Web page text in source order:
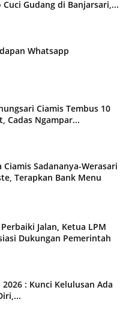
Cuci Gudang di Banjarsari,...
Whatsapp
Ciamis Tembus 10
Cadas Ngampar...
Ciamis Sadananya-Werasari
Terapkan Bank Menu
Jalan, Ketua LPM
Dukungan Pemerintah
2026 : Kunci Kelulusan Ada